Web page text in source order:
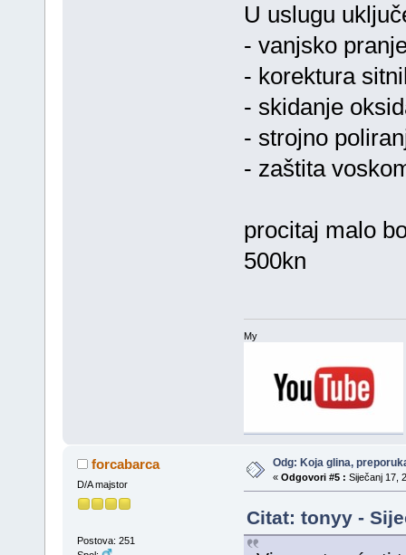
U uslugu
- vanjsko
- korektura
- skidanje
- strojno
- zaštita
procitaj malo
500kn
My
forcabarca
D/A majstor
Postova: 251
Odg: Koja glina,
« Odgovori #5 : Siječanj 17,
Citat: tonyy -